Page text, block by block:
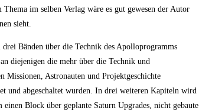
im selben Verlag wäre es gut gewesen der Autor
sieht.
Bänden über die Technik des Apolloprogramms
diejenigen die mehr über die Technik und
Missionen, Astronauten und Projektgeschichte
und abgeschaltet wurden. In drei weiteren Kapiteln wird
Block über geplante Saturn Upgrades, nicht gebaute